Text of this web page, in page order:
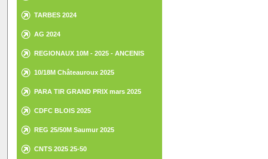
TARBES 2024
AG 2024
REGIONAUX 10M - 2025 - ANCENIS
10/18M Châteauroux 2025
PARA TIR GRAND PRIX mars 2025
CDFC BLOIS 2025
REG 25/50M Saumur 2025
CNTS 2025 25-50